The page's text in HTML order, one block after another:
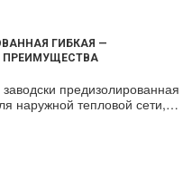
ГИБКАЯ —
ПРЕИМУЩЕСТВА
предизолированная
наружной тепловой сети,…